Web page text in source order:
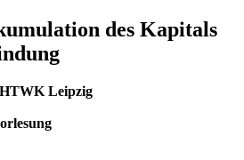
des Kapitals
Leipzig